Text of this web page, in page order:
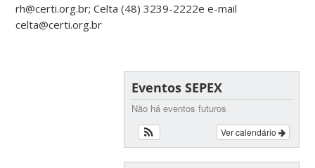
rh@certi.org.br; Celta (48) 3239-2222e e-mail
celta@certi.org.br
Eventos SEPEX
Não há eventos futuros
Ver calendário